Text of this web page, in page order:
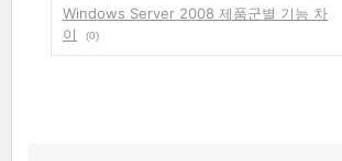
Windows Server 2008 제품군별 기능 차
이
(0)